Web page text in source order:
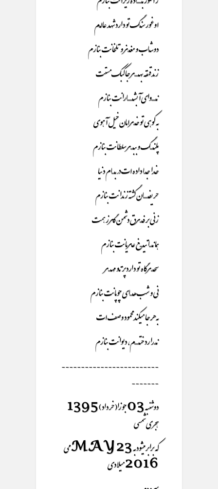
اوغور سنـــگ تو دارد شهد عالـــم
دوشـــاب و مغــــز و تلخانت بنازم
زند قهقه بهـــــــــر جا کبک مستت
نــــــــــوای آبشــــــــــــارانت بنازم
به کوهی تو خــــرامان خیل آهوی
پلنـــــــگ و ببــــــر سلطانت بنازم
خـدا جـــــا داده ات در بـــــــام دنیا
حریفـــــــــــان گشته زندانت بنازم
زنی بر فـــــرق دشمن گـرز همت
همانـــــــا تیــــــــغ عـریانت بنازم
سحـــــرگاه تو دارد پرتـو مهــــــر
نی و شب هـــــــای چوپانت بنازم
به هر جا میکند محمود وصف ات
نـــــدارد ختــــــــــم، دیوانت بنازم
-------------------------
-------
دوشنبه 03 جوزا( خرداد ) 1395
هجری شمسی
که برابر میشود به 23 MAY می
2016 میلادی